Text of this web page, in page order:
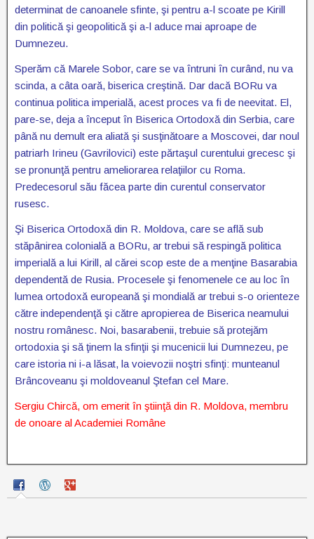
determinat de canoanele sfinte, şi pentru a-l scoate pe Kirill
din politică şi geopolitică şi a-l aduce mai aproape de
Dumnezeu.
Sperăm că Marele Sobor, care se va întruni în curând, nu va
scinda, a câta oară, biserica creştină. Dar dacă BORu va
continua politica imperială, acest proces va fi de neevitat. El,
pare-se, deja a început în Biserica Ortodoxă din Serbia, care
până nu demult era aliată şi susţinătoare a Moscovei, dar noul
patriarh Irineu (Gavrilovici) este părtaşul curentului grecesc şi
se pronunţă pentru ameliorarea relaţiilor cu Roma.
Predecesorul său făcea parte din curentul conservator
rusesc.
Şi Biserica Ortodoxă din R. Moldova, care se află sub
stăpânirea colonială a BORu, ar trebui să respingă politica
imperială a lui Kirill, al cărei scop este de a menţine Basarabia
dependentă de Rusia. Procesele şi fenomenele ce au loc în
lumea ortodoxă europeană şi mondială ar trebui s-o orienteze
către independenţă şi către apropierea de Biserica neamului
nostru românesc. Noi, basarabenii, trebuie să protejăm
ortodoxia şi să ţinem la sfinţii şi mucenicii lui Dumnezeu, pe
care istoria ni i-a lăsat, la voievozii noştri sfinţi: munteanul
Brâncoveanu şi moldoveanul Ştefan cel Mare.
Sergiu Chircă, om emerit în ştiinţă din R. Moldova, membru
de onoare al Academiei Române